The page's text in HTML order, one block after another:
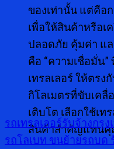
ของเท่านั้น แต่คือ
เพื่อให้สินค้าหรือเ
ปลอดภัย คุ้มค่า แล
คือ “ความเชื่อมั่น
เทรลเลอร์ ให้ตร
กิโลเมตรที่ขับเค
เติบโต เลือกใช้เ
สินค้าสำคัญแทน
รถเทรลเลอร์รับจ้างกรุ
รถโลเบท ขนย้ายรถบด